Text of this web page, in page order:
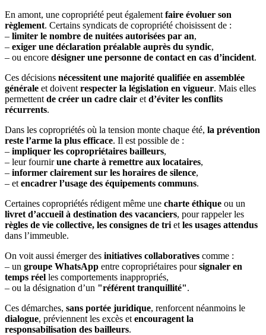
En amont, une copropriété peut également faire évoluer son
règlement. Certains syndicats de copropriété choisissent de :
– limiter le nombre de nuitées autorisées par an,
– exiger une déclaration préalable auprès du syndic,
– ou encore désigner une personne de contact en cas d’incident.
Ces décisions nécessitent une majorité qualifiée en assemblée
générale et doivent respecter la législation en vigueur. Mais elles
permettent de créer un cadre clair et d’éviter les conflits
récurrents.
Dans les copropriétés où la tension monte chaque été, la prévention
reste l’arme la plus efficace. Il est possible de :
– impliquer les copropriétaires bailleurs,
– leur fournirune charte à remettre aux locataires,
– informer clairement sur les horaires de silence,
– et encadrer l’usage des équipements communs.
Certaines copropriétés rédigent même une charte éthique ou un
livret d’accueil à destination des vacanciers, pour rappeler les
règles de vie collective, les consignes de tri et les usages attendus
dans l’immeuble.
On voit aussi émerger des initiatives collaboratives comme :
– un groupe WhatsApp entre copropriétaires poursignaler en
temps réel les comportements inappropriés,
– ou la désignation d’un "référent tranquillité".
Ces démarches, sans portée juridique, renforcent néanmoins le
dialogue, préviennent les excès et encouragent la
responsabilisation des bailleurs.